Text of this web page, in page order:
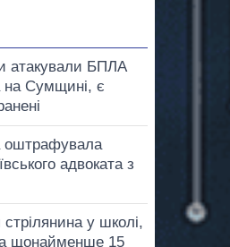
атакували БПЛА
на Сумщині, є
оштрафувала
адвоката з
у школі,
щонайменше 15